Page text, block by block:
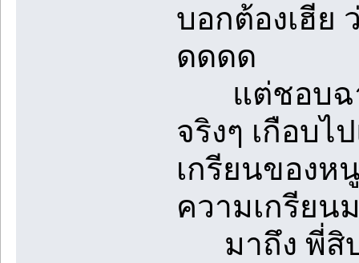
บอกต้องเฮีย
ดดดด
แต่ชอบฉา
จริงๆ เกือบไ
เกรียนของห
ความเกรียน
มาถึง พี่สิบ